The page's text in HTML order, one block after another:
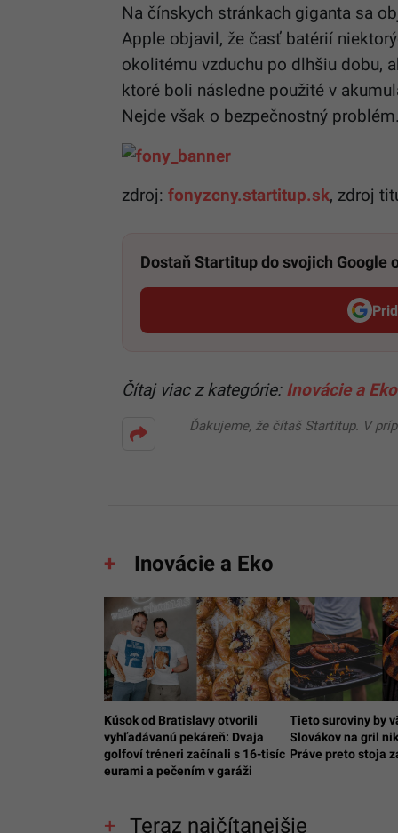
Na čínskych stránkach giganta sa
Apple objavil, že časť batérií
okolitému vzduchu po dlhšiu dobu,
ktoré boli následne použité v
Nejde však o bezpečnostný
zdroj: fonyzcny.startitup.sk, zdroj
Dostaň Startitup do svojich Google
Čítaj viac z kategórie: Inovácie a Eko
Ďakujeme, že čítaš Startitup. V
Inovácie a Eko
Kúsok od Bratislavy otvorili
vyhľadávanú pekáreň: Dvaja
golfoví tréneri začínali s 16-tisíc
eurami a pečením v garáži
Tieto suroviny by
Slovákov na gril
Práve preto stoja
Teraz najčítanejšie